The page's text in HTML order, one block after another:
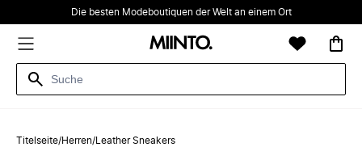
Die besten Modeboutiquen der Welt an einem Ort
Titelseite/Herren/ Leather Sneakers